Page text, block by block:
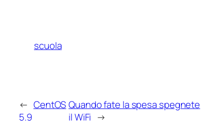
scuola
← CentOS
5.9
Quando fate la spesa spegnete
il WiFi →